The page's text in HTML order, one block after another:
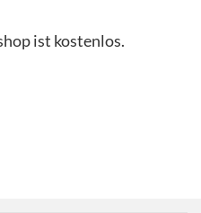
ist kostenlos.